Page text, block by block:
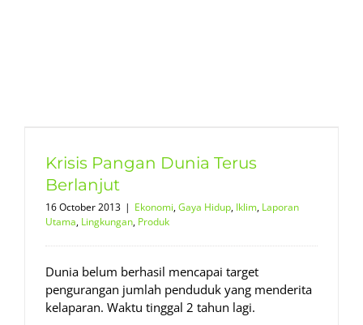
Krisis Pangan Dunia Terus
Berlanjut
16 October 2013 | Ekonomi,Gaya Hidup, Iklim, Laporan
Utama, Lingkungan, Produk
Dunia belum berhasil mencapai target
pengurangan jumlah penduduk yang menderita
kelaparan. Waktu tinggal 2 tahun lagi.